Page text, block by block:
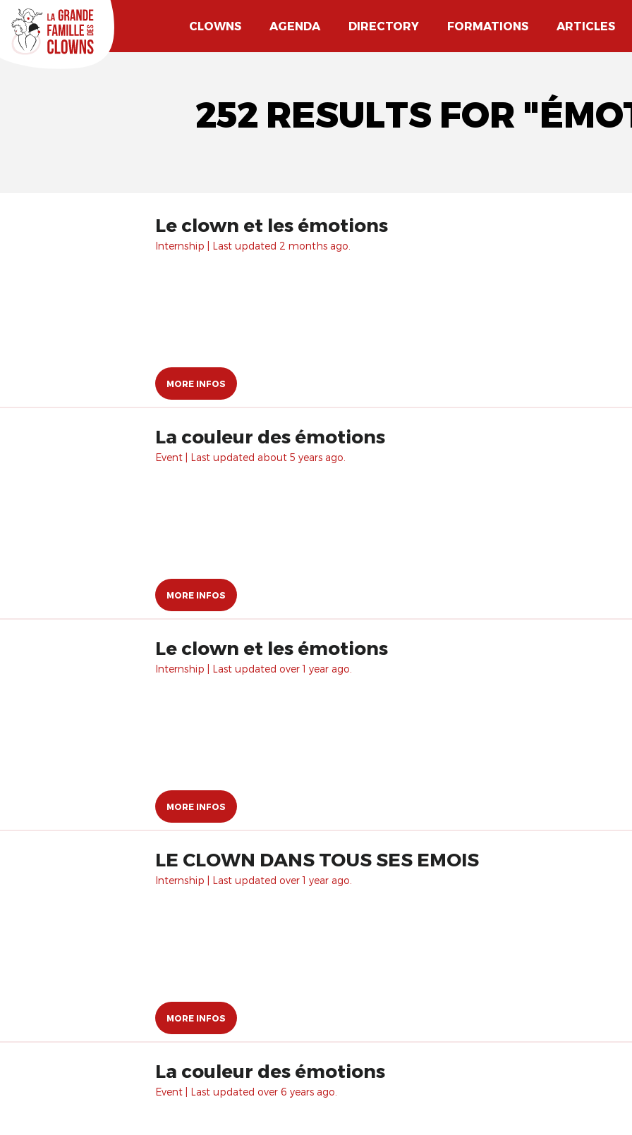
CLOWNS AGENDA DIRECTORY FORMATIONS ARTICLES
252 RESULTS FOR
Le clown et les émotions
Internship | Last updated 2 months ago.
MORE INFOS
La couleur des émotions
Event | Last updated about 5 years ago.
MORE INFOS
Le clown et les émotions
Internship | Last updated over 1 year ago.
MORE INFOS
LE CLOWN DANS TOUS SES EMOIS
Internship | Last updated over 1 year ago.
MORE INFOS
La couleur des émotions
Event | Last updated over 6 years ago.